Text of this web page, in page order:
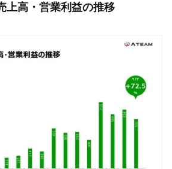
上高・営業利益の推移